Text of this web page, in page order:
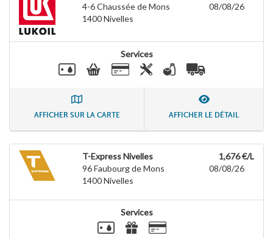
4-6 Chaussée de Mons
1400Nivelles
08/08/26
Services
AFFICHER SUR LA CARTE AFFICHER LE DÉTAIL
T-Express Nivelles
96 Faubourg de Mons
1400Nivelles
1,676 €/L
08/08/26
Services